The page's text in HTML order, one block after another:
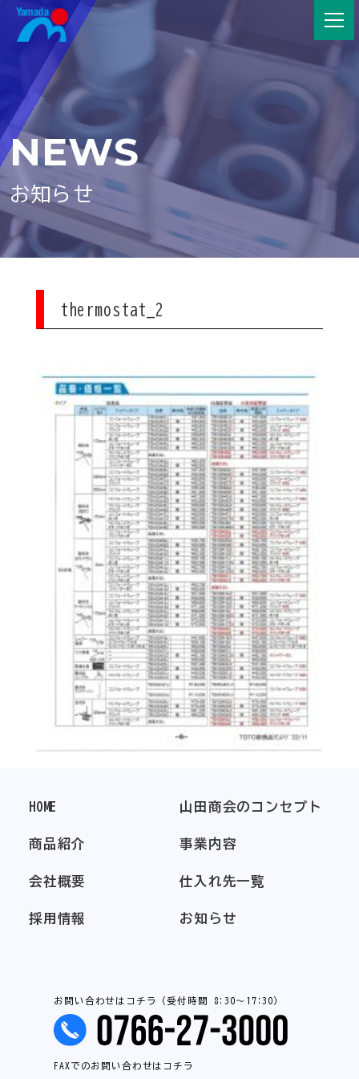
NEWS
お知らせ
thermostat_2
HOME 山田商会のコンセプト
商品紹介 事業内容
会社概要 仕入れ先一覧
採用情報 お知らせ
お問い合わせはコチラ（受付時間 8:30～17:30）
FAXでのお問い合わせはコチラ